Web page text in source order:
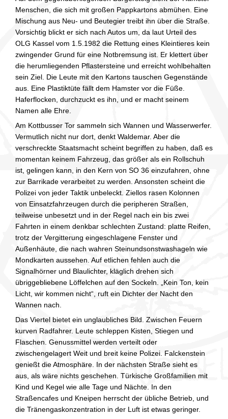
Menschen, die sich mit großen Pappkartons abmühen. Eine
Mischung aus Neu- und Beutegier treibt ihn über die Straße.
Vorsichtig blickt er sich nach Autos um, da laut Urteil des
OLG Kassel vom 1.5.1982 die Rettung eines Kleintieres kein
zwingender Grund für eine Notbremsung ist. Er klettert über
die herumliegenden Pflastersteine und erreicht wohlbehalten
sein Ziel. Die Leute mit den Kartons tauschen Gegenstände
aus. Eine Plastiktüte fällt dem Hamster vor die Füße.
Haferflocken, durchzuckt es ihn, und er macht seinem
Namen alle Ehre.
Am Kottbusser Tor sammeln sich Wannen und Wasserwerfer.
Vermutlich nicht nur dort, denkt Waldemar. Aber die
verschreckte Staatsmacht scheint begriffen zu haben, daß es
momentan keinem Fahrzeug, das größer als ein Rollschuh
ist, gelingen kann, in den Kern von SO 36 einzufahren, ohne
zur Barrikade verarbeitet zu werden. Ansonsten scheint die
Polizei von jeder Taktik unbeleckt. Ziellos rasen Kolonnen
von Einsatzfahrzeugen durch die peripheren Straßen,
teilweise unbesetzt und in der Regel nach ein bis zwei
Fahrten in einem denkbar schlechten Zustand: platte Reifen,
trotz der Vergitterung eingeschlagene Fenster und
Außenhäute, die nach wahren Steinundsonstwashageln wie
Mondkarten aussehen. Auf etlichen fehlen auch die
Signalhörner und Blaulichter, kläglich drehen sich
übriggebliebene Löffelchen auf den Sockeln. „Kein Ton, kein
Licht, wir kommen nicht“, ruft ein Dichter der Nacht den
Wannen nach.
Das Viertel bietet ein unglaubliches Bild. Zwischen Feuern
kurven Radfahrer. Leute schleppen Kisten, Stiegen und
Flaschen. Genussmittel werden verteilt oder
zwischengelagert Weit und breit keine Polizei. Falckenstein
genießt die Atmosphäre. In der nächsten Straße sieht es
aus, als wäre nichts geschehen. Türkische Großfamilien mit
Kind und Kegel wie alle Tage und Nächte. In den
Straßencafes und Kneipen herrscht der übliche Betrieb, und
die Tränengaskonzentration in der Luft ist etwas geringer.